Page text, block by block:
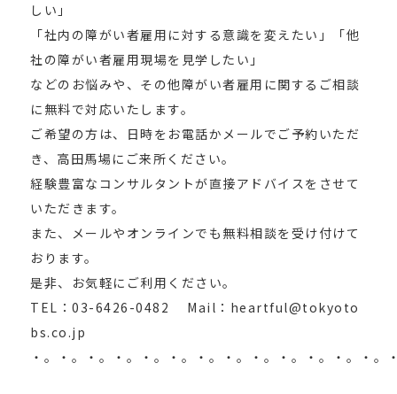
しい」
「社内の障がい者雇用に対する意識を変えたい」「他
社の障がい者雇用現場を見学したい」
などのお悩みや、その他障がい者雇用に関するご相談
に無料で対応いたします。
ご希望の方は、日時をお電話かメールでご予約いただ
き、高田馬場にご来所ください。
経験豊富なコンサルタントが直接アドバイスをさせて
いただきます。
また、メールやオンラインでも無料相談を受け付けて
おります。
是非、お気軽にご利用ください。
TEL：03-6426-0482 Mail：heartful@tokyoto
bs.co.jp
・。・。・。・。・。・。・。・。・。・。・。・。・